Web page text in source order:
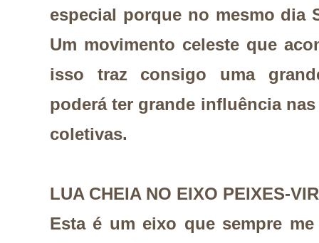
especial porque no mesmo dia
Um movimento celeste que
isso traz consigo uma
poderá ter grande influência
coletivas.
LUA CHEIA NO EIXO PEIXES-
Esta é um eixo que sempre